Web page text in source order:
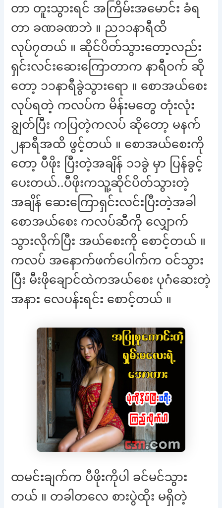
တာ တူးသွားရင် အကြိမ်းအမောင်း ခံရ
တာ ခဏခဏဘဲ ။ ည၁၁နာရီထိ
လုပ်၇တယ် ။ ဆိုင်ပိတ်သွားတော့လည်း
ရှင်းလင်းဆေးကြောတာက နာရီဝက် ဆို
တော့ ၁၁နာရီခွဲသွားရော ။ စောအယ်စေး
လုပ်ရတဲ့ ကလပ်က မိန်းမတွေ တုံးလုံး
ချွတ်ပြီး ကပြတဲ့ကလပ် ဆိုတော့ မနက်
၂နာရီအထိ ဖွင့်တယ် ။ စောအယ်စေးကို
တော့ ပီဖိုး ပြီးတဲ့အချိန် ၁၁ခွဲ မှာ ပြန်ခွင့်
ပေးတယ်..ပီဖိုးကသူ့ဆိုင်ပိတ်သွားတဲ့
အချိန် ဆေးကြောရှင်းလင်းပြီးတဲ့အခါ
စောအယ်စေး ကလပ်ဆီကို လျှောက်
သွားလိုက်ပြီး အယ်စေးကို စောင့်တယ် ။
ကလပ် အနောက်ဖက်ပေါက်က ဝင်သွား
ပြီး မီးဖိုချောင်ထဲကအယ်စေး ပုဂံဆေးတဲ့
အနား လေပန်းရင်း စောင့်တယ် ။
ထမင်းချက်က ပီဖိုးကိုပါ ခင်မင်သွား
တယ် ။ တခါတလေ စားပွဲထိုး မရှိတဲ့